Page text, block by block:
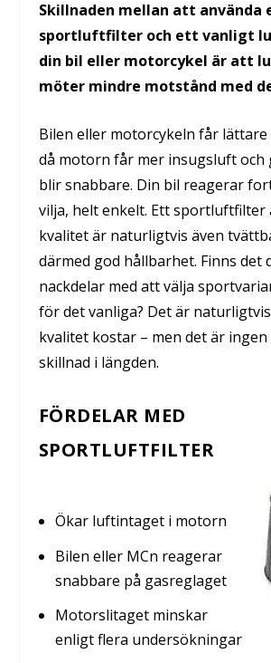
Skillnaden mellan att använda
sportluftfilter och ett vanligt
din bil eller motorcykel är att
möter mindre motstånd med
Bilen eller motorcykeln får lättare
då motorn får mer insugsluft och
blir snabbare. Din bil reagerar
vilja, helt enkelt. Ett sportluftfilter
kvalitet är naturligtvis även
därmed god hållbarhet. Finns det
nackdelar med att välja
för det vanliga? Det är
kvalitet kostar – men det är
skillnad i längden.
FÖRDELAR MED
SPORTLUFTFILTER
Ökar luftintaget i motorn
Bilen eller MCn reagerar
snabbare på gasreglaget
Motorslitaget minskar
enligt flera undersökningar